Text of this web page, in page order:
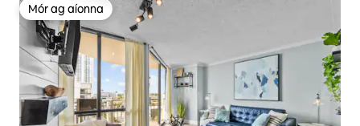
Mór ag aíonna
Mór ag aíonna